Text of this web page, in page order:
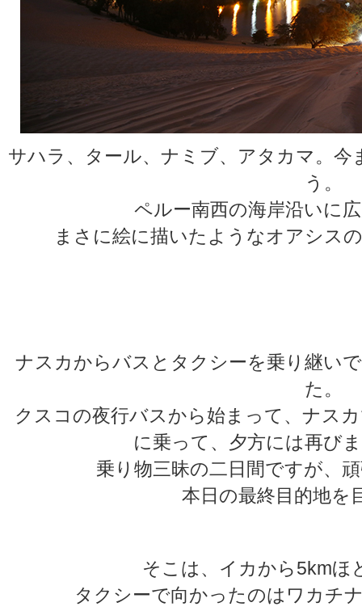
サハラ、タール、ナミブ、アタカマ。
う。
ペルー南西の海岸沿いに
まさに絵に描いたようなオアシス
ナスカからバスとタクシーを乗り継い
た。
クスコの夜行バスから始まって、ナス
に乗って、夕方には再び
乗り物三昧の二日間ですが、
本日の最終目的地を
そこは、イカから5kmほ
タクシーで向かったのはワカチ